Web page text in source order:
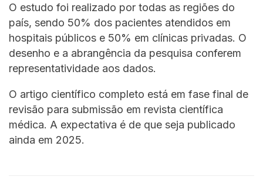
O estudo foi realizado por todas as regiões do
país, sendo 50% dos pacientes atendidos em
hospitais públicos e 50% em clínicas privadas. O
desenho e a abrangência da pesquisa conferem
representatividade aos dados.
O artigo científico completo está em fase final de
revisão para submissão em revista científica
médica. A expectativa é de que seja publicado
ainda em 2025.